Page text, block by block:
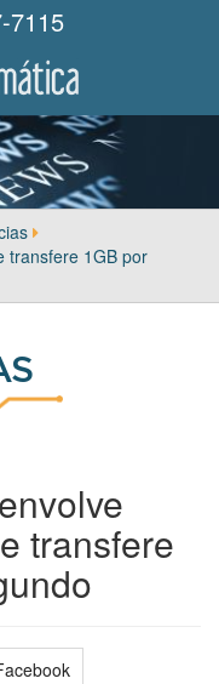
7115
transfere 1GB por
transfere